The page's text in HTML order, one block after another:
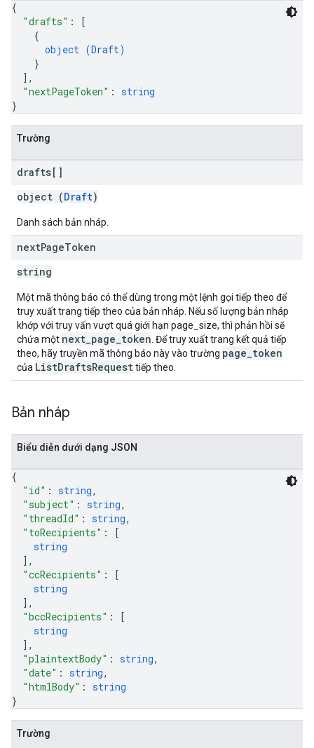
{
"drafts" :
[
{
object (Draft)
}
] ,
"nextPageToken" : string
}
Trường
drafts[]
object (Draft)
Danh sách bản nháp.
nextPageToken
string
Một mã thông báo có thể dùng trong một lệnh gọi tiếp theo để
truy xuất trang tiếp theo của bản nháp. Nếu số lượng bản nháp
khớp với truy vấn vượt quá giới hạn page_size, thì phản hồi sẽ
chứa một next_page_token . Để truy xuất trang kết quả tiếp
theo, hãy truyền mã thông báo này vào trường page_token
của ListDraftsRequesttiếp theo.
Bản nháp
Biểu diễn dưới dạng JSON
{
"id" : string,
"subject" : string,
"threadId" : string,
"toRecipients" :
[
string
] ,
"ccRecipients" :
[
string
] ,
"bccRecipients" :
[
string
] ,
"plaintextBody" : string,
"date" : string,
"htmlBody" : string
}
Trường